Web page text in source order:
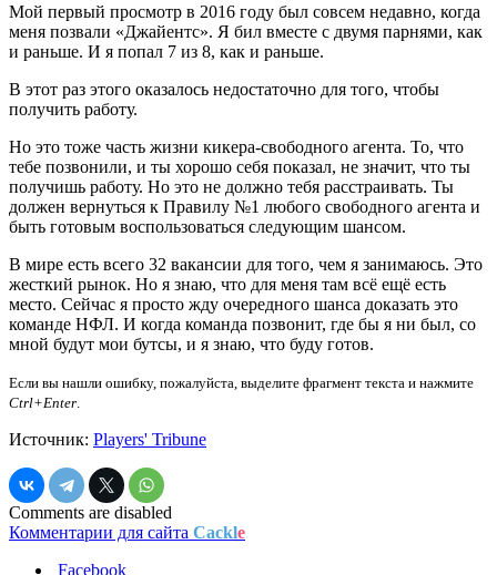
Мой первый просмотр в 2016 году был совсем недавно, когда
меня позвали «Джайентс». Я бил вместе с двумя парнями, как
и раньше. И я попал 7 из 8, как и раньше.
В этот раз этого оказалось недостаточно для того, чтобы
получить работу.
Но это тоже часть жизни кикера-свободного агента. То, что
тебе позвонили, и ты хорошо себя показал, не значит, что ты
получишь работу. Но это не должно тебя расстраивать. Ты
должен вернуться к Правилу №1 любого свободного агента и
быть готовым воспользоваться следующим шансом.
В мире есть всего 32 вакансии для того, чем я занимаюсь. Это
жесткий рынок. Но я знаю, что для меня там всё ещё есть
место. Сейчас я просто жду очередного шанса доказать это
команде НФЛ. И когда команда позвонит, где бы я ни был, со
мной будут мои бутсы, и я знаю, что буду готов.
Если вы нашли ошибку, пожалуйста, выделите фрагмент текста и нажмите
Ctrl+Enter
Источник: Players' Tribune
Comments are disabled
Комментарии для сайта Cackle
Facebook